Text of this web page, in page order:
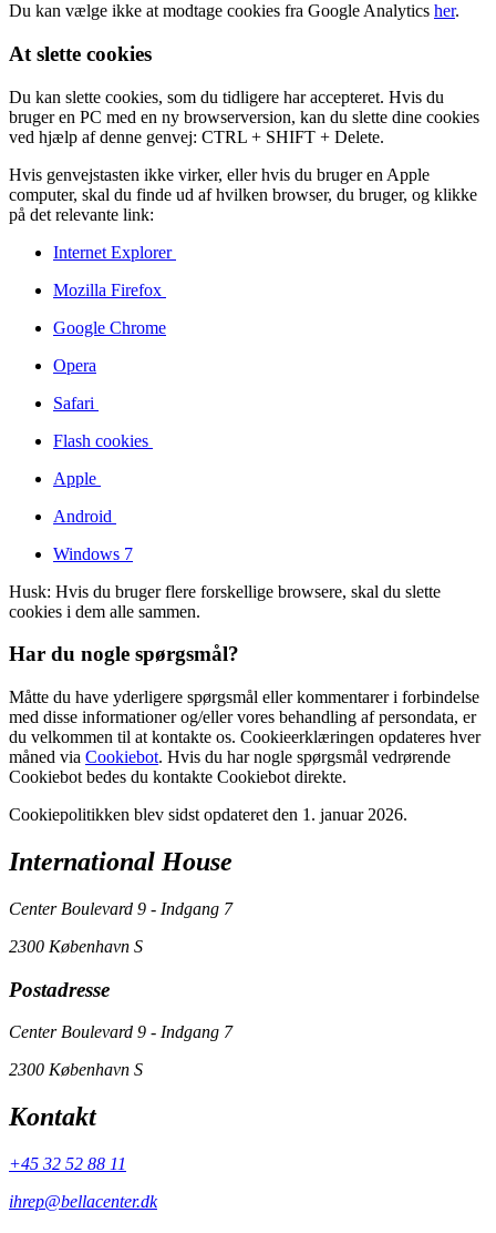
Du kan vælge ikke at modtage cookies fra Google Analytics her.
At slette cookies
Du kan slette cookies, som du tidligere har accepteret. Hvis du
bruger en PC med en ny browserversion, kan du slette dine cookies
ved hjælp af denne genvej: CTRL + SHIFT + Delete.
Hvis genvejstasten ikke virker, eller hvis du bruger en Apple
computer, skal du finde ud af hvilken browser, du bruger, og klikke
på det relevante link:
Internet Explorer
Mozilla Firefox
Google Chrome
Opera
Safari
Flash cookies
Apple
Android
Windows 7
Husk: Hvis du bruger flere forskellige browsere, skal du slette
cookies i dem alle sammen.
Har du nogle spørgsmål?
Måtte du have yderligere spørgsmål eller kommentarer i forbindelse
med disse informationer og/eller vores behandling af persondata, er
du velkommen til at kontakte os. Cookieerklæringen opdateres hver
måned via Cookiebot. Hvis du har nogle spørgsmål vedrørende
Cookiebot bedes du kontakte Cookiebot direkte.
Cookiepolitikken blev sidst opdateret den 1. januar 2026.
International House
Center Boulevard 9 - Indgang 7
2300 København S
Postadresse
Center Boulevard 9 - Indgang 7
2300 København S
Kontakt
+45 32 52 88 11
ihrep@bellacenter.dk